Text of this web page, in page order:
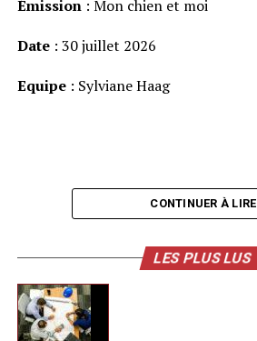
Émission: Mon chien et moi
Date: 30 juillet 2026
Equipe: Sylviane Haag
CONTINUER À LIRE
LES PLUS LUS